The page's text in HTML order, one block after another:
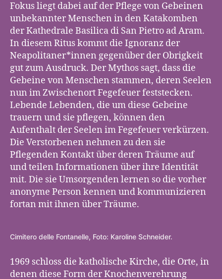
Fokus liegt dabei auf der Pflege von Gebeinen
unbekannter Menschen in den Katakomben
der Kathedrale Basilica di San Pietro ad Aram.
In diesem Ritus kommt die Ignoranz der
Neapolitaner*innen gegenüber der Obrigkeit
gut zum Ausdruck. Der Mythos sagt, dass die
Gebeine von Menschen stammen, deren Seelen
nun im Zwischenort Fegefeuer feststecken.
Lebende Lebenden, die um diese Gebeine
trauern und sie pflegen, können den
Aufenthalt der Seelen im Fegefeuer verkürzen.
Die Verstorbenen nehmen zu den sie
Pflegenden Kontakt über deren Träume auf
und teilen Informationen über ihre Identität
mit. Die sie Umsorgenden lernen so die vorher
anonyme Person kennen und kommunizieren
fortan mit ihnen über Träume.
Cimitero delle Fontanelle, Foto: Karoline Schneider.
1969 schloss die katholische Kirche, die Orte, in
denen diese Form der Knochenverehrung